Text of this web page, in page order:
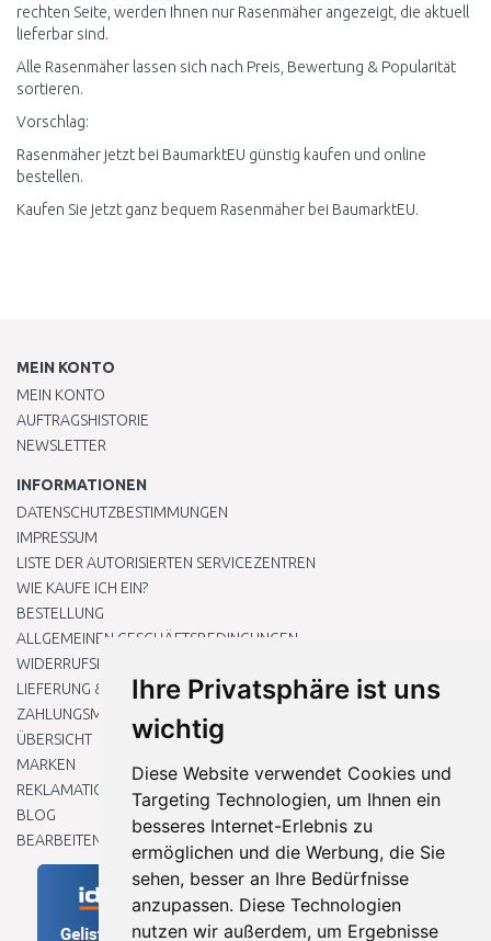
Ihre Privatsphäre ist uns
wichtig
Diese Website verwendet Cookies und
Targeting Technologien, um Ihnen ein
besseres Internet-Erlebnis zu
ermöglichen und die Werbung, die Sie
sehen, besser an Ihre Bedürfnisse
anzupassen. Diese Technologien
nutzen wir außerdem, um Ergebnisse
rechten Seite, werden Ihnen nur Rasenmäher angezeigt, die aktuell
lieferbar sind.
Alle Rasenmäher lassen sich nach Preis, Bewertung & Popularität
sortieren.
Vorschlag:
Rasenmäher jetzt bei BaumarktEU günstig kaufen und online
bestellen.
Kaufen Sie jetzt ganz bequem Rasenmäher bei BaumarktEU.
MEIN KONTO
MEIN KONTO
AUFTRAGSHISTORIE
NEWSLETTER
INFORMATIONEN
DATENSCHUTZBESTIMMUNGEN
IMPRESSUM
LISTE DER AUTORISIERTEN SERVICEZENTREN
WIE KAUFE ICH EIN?
BESTELLUNG
ALLGEMEINEN GESCHÄFTSBEDINGUNGEN
WIDERRUFSRECHT
LIEFERUNG & ZAHLUNG
ZAHLUNGSMETHODEN
ÜBERSICHT
MARKEN
REKLAMATIONEN UND RETOUREN
BLOG
BEARBEITEN SIE MEINE COOKIE-EINSTELLUNGEN